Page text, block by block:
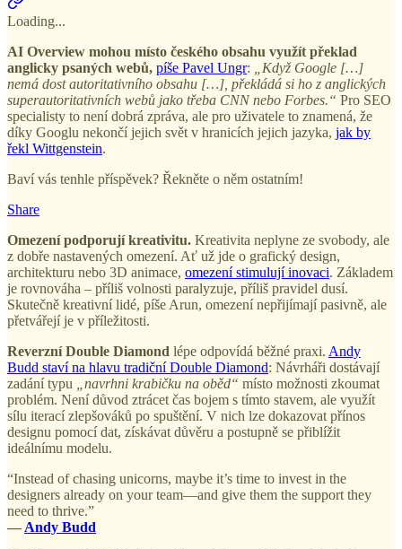
Loading...
AI Overview mohou místo českého obsahu využít překlad
anglicky psaných webů, píše Pavel Ungr:
„Když Google […]
nemá dost autoritativního obsahu […], překládá si ho z anglických
superautoritativních webů jako třeba CNN nebo Forbes.“ Pro SEO
specialisty to není dobrá zpráva, ale pro uživatele to znamená, že
díky Googlu nekončí jejich svět v hranicích jejich jazyka, jak by
řekl Wittgenstein.
Baví vás tenhle příspěvek? Řekněte o něm ostatním!
Share
Omezení podporují kreativitu. Kreativita neplyne ze svobody, ale
z dobře nastavených omezení. Ať už jde o grafický design,
architekturu nebo 3D animace, omezení stimulují inovaci. Základem
je rovnováha – příliš volnosti paralyzuje, příliš pravidel dusí.
Skutečně kreativní lidé, píše Arun, omezení nepřijímají pasivně, ale
přetvářejí je v příležitosti.
Reverzní Double Diamond lépe odpovídá běžné praxi. Andy
Budd staví na hlavu tradiční Double Diamond: Návrháři dostávají
zadání typu
„navrhni krabičku na oběd“ místo možnosti zkoumat
problém. Není důvod ztrácet čas bojem s tímto stavem, ale využít
sílu iterací zlepšováků po spuštění. V nich lze dokazovat přínos
designu pomocí dat, získávat důvěru a postupně se přiblížit
ideálnímu modelu.
“Instead of chasing unicorns, maybe it’s time to invest in the
designers already on your team—and give them the support they
need to thrive.”
— Andy Budd